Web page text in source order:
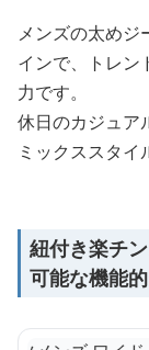
メンズの太めジ
インで、トレン
力です。
休日のカジュア
ミックススタイ
紐付き楽チ
可能な機能